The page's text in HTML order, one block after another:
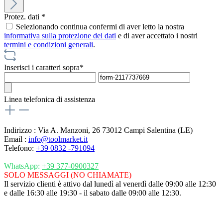
Protez. dati *
Selezionando continua confermi di aver letto la nostra
informativa sulla protezione dei dati e di aver accettato i nostri
termini e condizioni generali.
Inserisci i caratteri sopra*
Linea telefonica di assistenza
Indirizzo : Via A. Manzoni, 26 73012 Campi Salentina (LE)
Email : info@toolmarket.it
Telefono: +39 0832 -791094
WhatsApp: +39 377-0900327
SOLO MESSAGGI (NO CHIAMATE)
Il servizio clienti è attivo dal lunedì al venerdì dalle 09:00 alle 12:30
e dalle 16:30 alle 19:30 - il sabato dalle 09:00 alle 12:30.